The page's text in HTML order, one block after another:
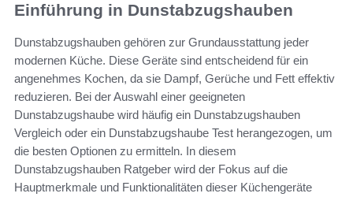
Einführung in Dunstabzugshauben
Dunstabzugshauben gehören zur Grundausstattung jeder
modernen Küche. Diese Geräte sind entscheidend für ein
angenehmes Kochen, da sie Dampf, Gerüche und Fett effektiv
reduzieren. Bei der Auswahl einer geeigneten
Dunstabzugshaube wird häufig ein Dunstabzugshauben
Vergleich oder ein Dunstabzugshaube Test herangezogen, um
die besten Optionen zu ermitteln. In diesem
Dunstabzugshauben Ratgeber wird der Fokus auf die
Hauptmerkmale und Funktionalitäten dieser Küchengeräte